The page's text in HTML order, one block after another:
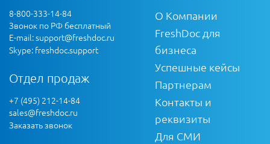
8-800-333-14-84
Звонок по РФ бесплатный
E-mail:support@freshdoc.ru
Skype: freshdoc.support
Отдел продаж
+7 (495) 212-14-84
sales@freshdoc.ru
Заказать звонок
О Компании
FreshDoc для
бизнеса
Успешные кейсы
Партнерам
Контакты и
реквизиты
Для СМИ